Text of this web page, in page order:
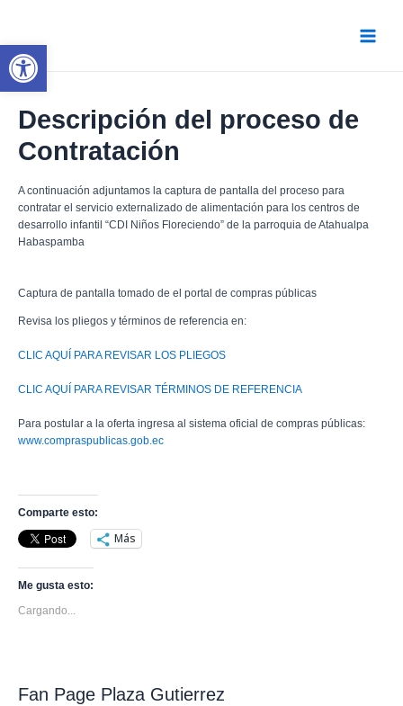
Main
Descripción del proceso de
Contratación
A continuación adjuntamos la captura de pantalla del proceso para
contratar el servicio externalizado de alimentación para los centros de
desarrollo infantil “CDI Niños Floreciendo” de la parroquia de Atahualpa
Habaspamba
Captura de pantalla tomado de el portal de compras públicas
Revisa los pliegos y términos de referencia en:
CLIC AQUÍ PARA REVISAR LOS PLIEGOS
CLIC AQUÍ PARA REVISAR TÉRMINOS DE REFERENCIA
Para postular a la oferta ingresa al sistema oficial de compras públicas:
www.compraspublicas.gob.ec
Comparte esto:
Más
Me gusta esto:
Cargando...
Fan Page Plaza Gutierrez
Abrir barra de herramientas